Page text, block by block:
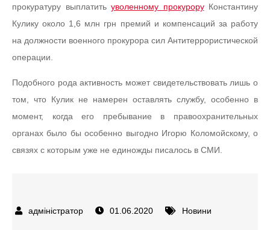
прокуратуру выплатить уволенному прокуроруКонстантину
Кулику около 1,6 млн грн премий и компенсаций за работу
на должности военного прокурора сил Антитеррористической
операции.
Подобного рода активность может свидетельствовать лишь о
том, что Кулик не намерен оставлять службу, особенно в
момент, когда его пребывание в правоохранительных
органах было бы особенно выгодно Игорю Коломойскому, о
связях с которым уже не единожды писалось в СМИ.
01.06.2020 Новини